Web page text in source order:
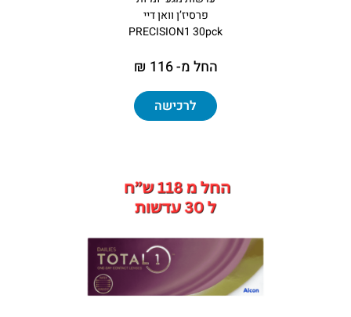
פרסיז’ן וואן דיי
PRECISION1 30pck
החל מ- 116 ₪
לרכישה